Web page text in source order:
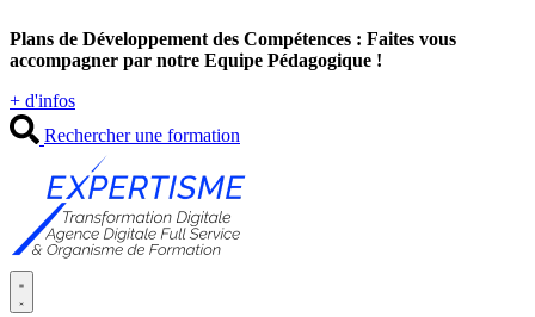
au
contenu
Plans de Développement des Compétences : Faites vous
accompagner par notre Equipe Pédagogique !
+ d'infos
Rechercher une formation